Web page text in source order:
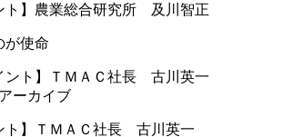
ト】農業総合研究所 及川智正
が使命
ーカイブ
ト】ＴＭＡＣ社長 古川英一